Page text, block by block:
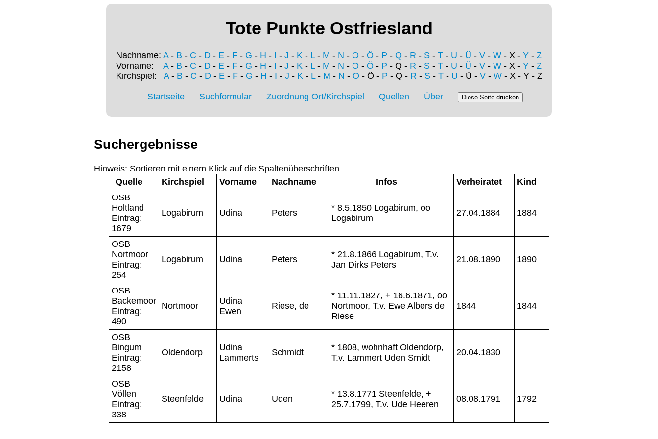
Tote Punkte Ostfriesland
Nachname: A- B - C - D - E - F - G - H - I - J - K - L- M - N - O - Ö - P - Q - R - S - T - U - Ü - V - W - X - Y - Z
Vorname: A- B - C - D - E - F - G - H - I - J - K - L- M - N - O - Ö - P - Q - R - S - T - U - Ü - V - W - X - Y - Z
Kirchspiel: A- B - C - D- E- F- G - H - I - J - K- L- M - N - O - Ö - P - Q - R - S- T- U - Ü - V- W- X - Y - Z
Startseite Suchformular Zuordnung Ort/Kirchspiel Quellen Über
Suchergebnisse
Hinweis: Sortieren mit einem Klick auf die Spaltenüberschriften
Quelle
Kirchspiel Vorname Nachname Infos Verheiratet
Kind
OSB
Holtland
Eintrag:
1679
Logabirum Udina Peters
* 8.5.1850 Logabirum, oo
Logabirum
27.04.1884 1884
OSB
Nortmoor
Eintrag:
254
Logabirum Udina Peters
* 21.8.1866 Logabirum, T.v.
Jan Dirks Peters
21.08.1890 1890
OSB
Backemoor
Eintrag:
490
Nortmoor
Udina
Ewen
Riese, de
* 11.11.1827, + 16.6.1871, oo
Nortmoor, T.v. Ewe Albers de
Riese
1844 1844
OSB
Bingum
Eintrag:
2158
Oldendorp
Udina
Lammerts
Schmidt
* 1808, wohnhaft Oldendorp,
T.v. Lammert Uden Smidt
20.04.1830
OSB
Völlen
Eintrag:
338
Steenfelde Udina Uden
* 13.8.1771 Steenfelde, +
25.7.1799, T.v. Ude Heeren
08.08.1791 1792